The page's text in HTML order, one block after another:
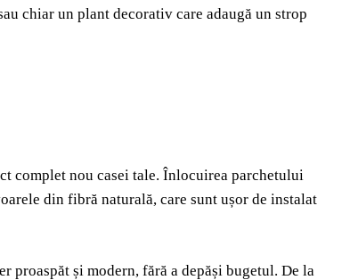
chiar un plant decorativ care adaugă un strop
complet nou casei tale. Înlocuirea parchetului
din fibră naturală, care sunt ușor de instalat
proaspăt și modern, fără a depăși bugetul. De la